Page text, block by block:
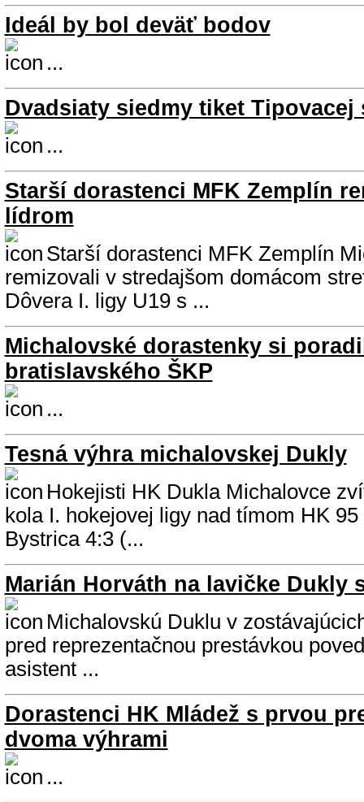
Ideál by bol deväť bodov
...
Dvadsiaty siedmy tiket
...
Starší dorastenci MFK Zemplín
lídrom
Starší dorastenci MFK Zemplín
remizovali v stredajšom domácom
Dôvera I. ligy U19 s ...
Michalovské dorastenky si
bratislavského ŠKP
...
Tesná výhra michalovskej Dukly
Hokejisti HK Dukla Michalovce
kola I. hokejovej ligy nad tímom HK
Bystrica 4:3 (...
Marián Horváth na lavičke Dukly
Michalovskú Duklu v
pred reprezentačnou prestávkou
asistent ...
Dorastenci HK Mládež s prvou
dvoma výhrami
...